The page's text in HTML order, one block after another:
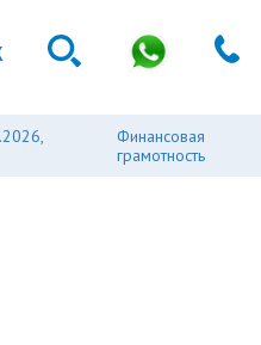
Финансовая
грамотность